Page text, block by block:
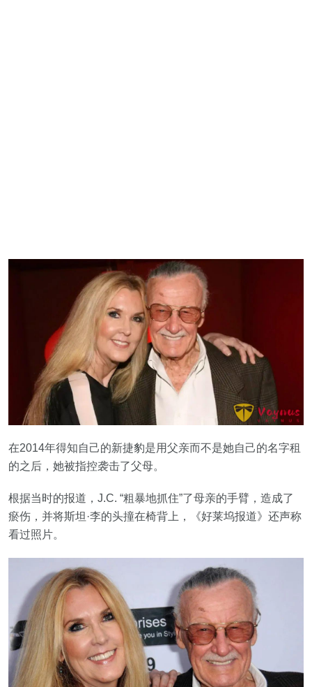
在2014年得知自己的新捷豹是用父亲而不是她自己的名字租
的之后，她被指控袭击了父母。
根据当时的报道，J.C. “粗暴地抓住”了母亲的手臂，造成了
瘀伤，并将斯坦·李的头撞在椅背上，《好莱坞报道》还声称
看过照片。